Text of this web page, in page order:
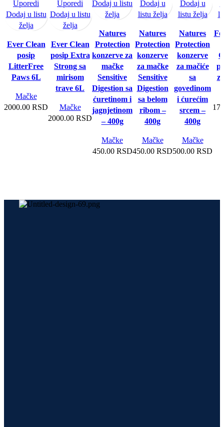
Uporedi
Dodaj u listu
želja
Ever Clean
posip
LitterFree
Paws 6L
Mačke
2000.00 RSD
Uporedi
Dodaj u listu
želja
Ever Clean
posip Extra
Strong sa
mirisom
trave 6L
Mačke
2000.00 RSD
Dodaj u listu
želja
Natures
Protection
konzerve za
mačke
Sensitive
Digestion sa
ćuretinom i
jagnjetinom
– 400g
Mačke
450.00 RSD
Dodaj u
listu želja
Natures
Protection
konzerve
za mačke
Sensitive
Digestion
sa belom
ribom –
400g
Mačke
450.00 RSD
Dodaj u
listu želja
Natures
Protection
konzerve
za mačiće
sa
govedinom
i ćurećim
srcem –
400g
Mačke
500.00 RSD